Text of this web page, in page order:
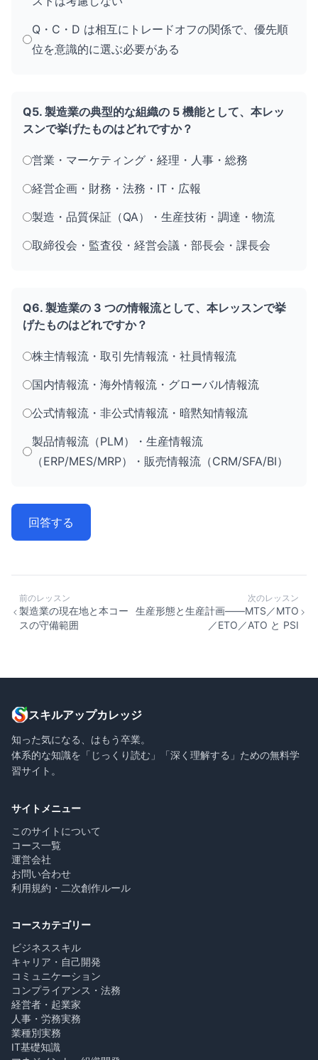
Q・C・D は相互にトレードオフの関係で、優先順
位を意識的に選ぶ必要がある
Q5. 製造業の典型的な組織の 5 機能として、本レッ
スンで挙げたものはどれですか？
営業・マーケティング・経理・人事・総務
経営企画・財務・法務・IT・広報
製造・品質保証（QA）・生産技術・調達・物流
取締役会・監査役・経営会議・部長会・課長会
Q6. 製造業の 3 つの情報流として、本レッスンで挙
げたものはどれですか？
株主情報流・取引先情報流・社員情報流
国内情報流・海外情報流・グローバル情報流
公式情報流・非公式情報流・暗黙知情報流
製品情報流（PLM）・生産情報流
（ERP/MES/MRP）・販売情報流（CRM/SFA/BI）
回答する
前のレッスン
製造業の現在地と本コー
スの守備範囲
次のレッスン
生産形態と生産計画——MTS／MTO
／ETO／ATO と PSI
スキルアップカレッジ
知った気になる、はもう卒業。
体系的な知識を「じっくり読む」「深く理解する」ための無料学
習サイト。
サイトメニュー
このサイトについて
コース一覧
運営会社
お問い合わせ
利用規約・二次創作ルール
コースカテゴリー
ビジネススキル
キャリア・自己開発
コミュニケーション
コンプライアンス・法務
経営者・起業家
人事・労務実務
業種別実務
IT基礎知識